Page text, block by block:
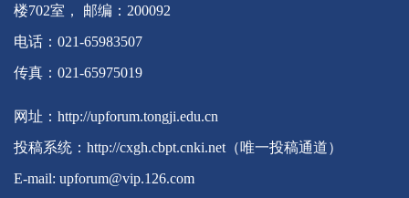
楼702室， 邮编：200092
电话：021-65983507
传真：021-65975019
网址：http://upforum.tongji.edu.cn
投稿系统：http://cxgh.cbpt.cnki.net（唯一投稿通道）
E-mail: upforum@vip.126.com